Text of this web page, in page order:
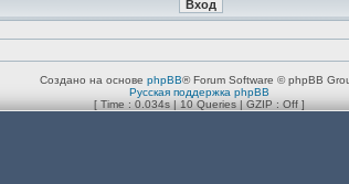
Создано на основе phpBB® Forum Software © phpBB
Русская поддержка phpBB
[ Time : 0.034s | 10 Queries | GZIP : Off ]